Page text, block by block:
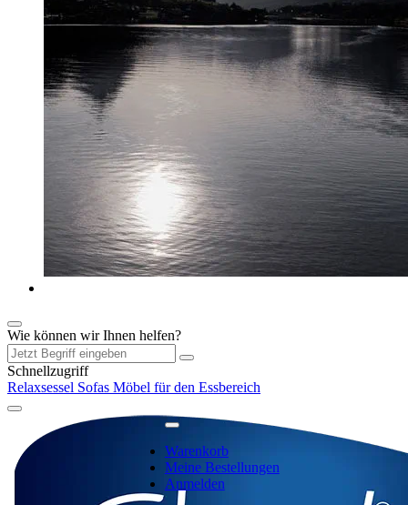
Wie können wir Ihnen helfen?
Schnellzugriff
Relaxsessel Sofas Möbel für den Essbereich
Warenkorb
Meine Bestellungen
Anmelden